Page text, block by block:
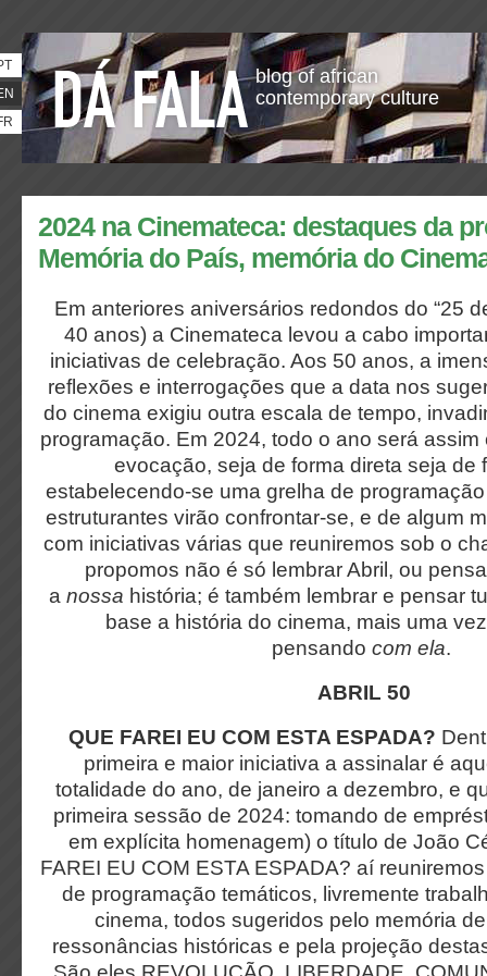
blog of african
contemporary culture
2024 na Cinemateca: destaques da
Memória do País, memória do
Em anteriores aniversários redondos do “25
40 anos) a Cinemateca levou a cabo
iniciativas de celebração. Aos 50 anos, a
reflexões e interrogações que a data nos
do cinema exigiu outra escala de tempo,
programação. Em 2024, todo o ano será
evocação, seja de forma direta seja de
estabelecendo-se uma grelha de
estruturantes virão confrontar-se, e de algum
com iniciativas várias que reuniremos sob o
propomos não é só lembrar Abril, ou
a nossa história; é também lembrar e pensar
base a história do cinema, mais uma
pensando com ela.
ABRIL 50
QUE FAREI EU COM ESTA ESPADA?
primeira e maior iniciativa a assinalar é
totalidade do ano, de janeiro a dezembro, e
primeira sessão de 2024: tomando de
em explícita homenagem) o título de João
FAREI EU COM ESTA ESPADA? aí
de programação temáticos, livremente
cinema, todos sugeridos pelo memória
ressonâncias históricas e pela projeção